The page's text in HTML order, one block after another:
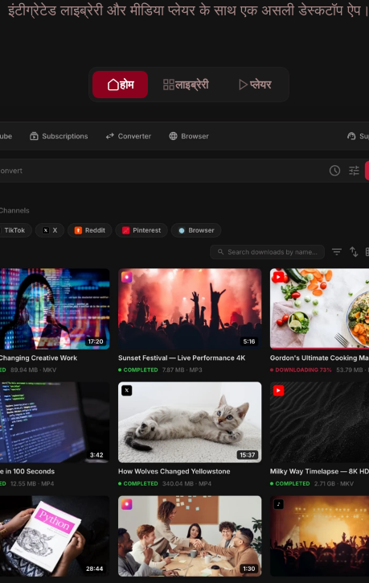
इंटीग्रेटेड लाइब्रेरी और मीडिया प्लेयर के साथ एक असली डेस्कटॉप
होम लाइब्रेरी प्लेयर